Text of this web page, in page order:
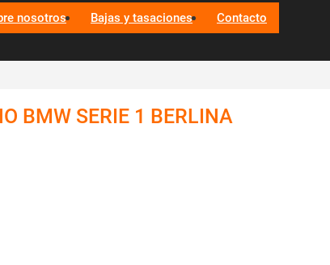
nosotros Bajas y tasaciones Contacto
BMW SERIE 1 BERLINA